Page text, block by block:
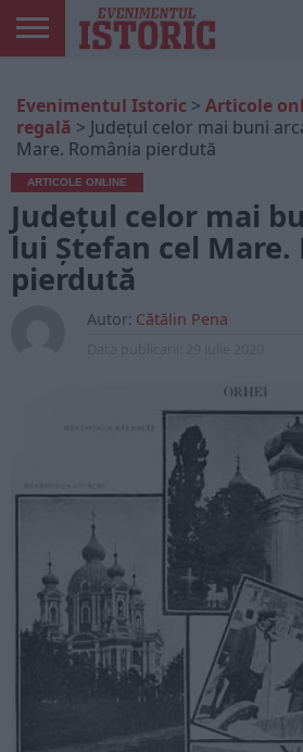
ONLINE
EDIȚII
TIPĂRITE
ISTORIC
PLAY
CONTUL
MEU
Evenimentul Istoric > Articole
regală > Județul celor mai buni
Mare. România pierdută
ARTICOLE ONLINE
Județul celor mai
lui Ștefan cel Mare.
pierdută
Autor: Cătălin Pena